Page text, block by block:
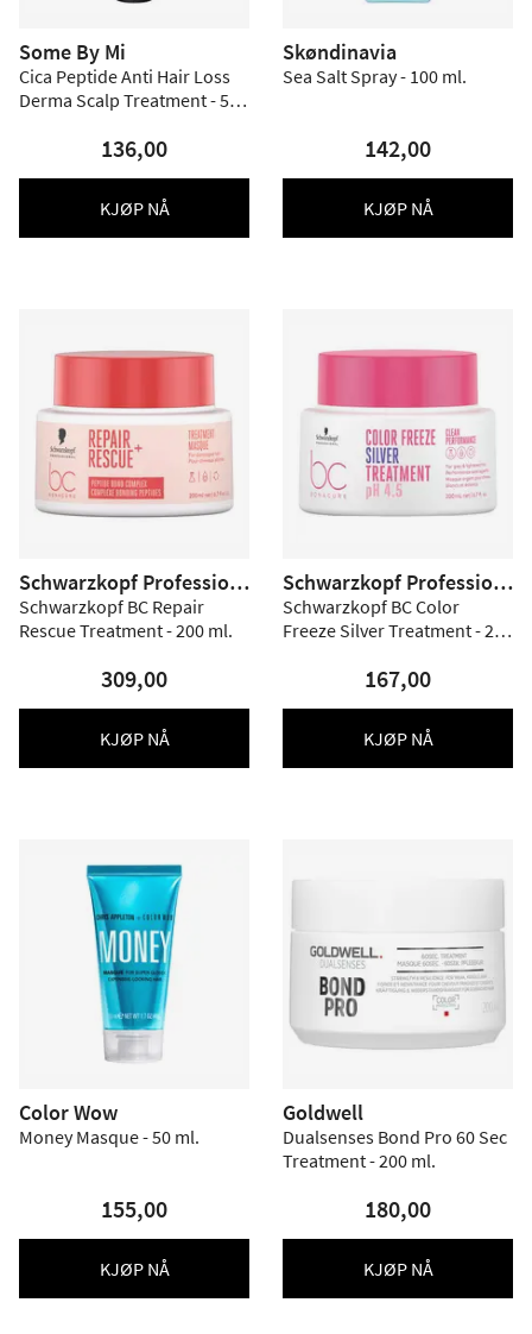
Some By Mi
Cica Peptide Anti Hair Loss
Derma Scalp Treatment - 50
136,00
KJØP NÅ
Skøndinavia
Sea Salt Spray - 100 ml.
142,00
KJØP NÅ
Schwarzkopf Profession
al
Schwarzkopf BC Repair
Rescue Treatment - 200 ml.
309,00
KJØP NÅ
Schwarzkopf Profession
al
Schwarzkopf BC Color
Freeze Silver Treatment - 200
167,00
KJØP NÅ
Color Wow
Money Masque - 50 ml.
155,00
KJØP NÅ
Goldwell
Dualsenses Bond Pro 60 Sec
Treatment - 200 ml.
180,00
KJØP NÅ